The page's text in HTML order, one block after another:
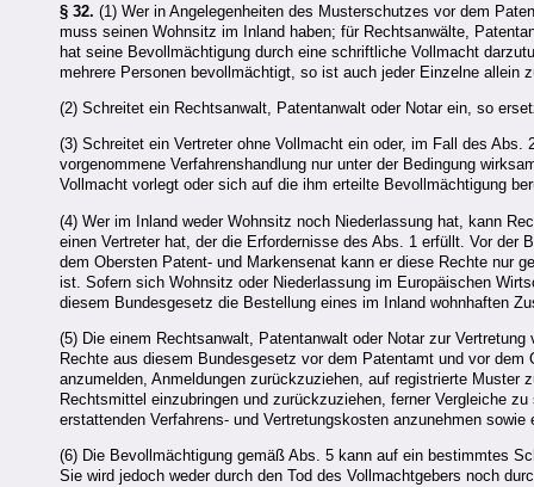
§ 32. (1) Wer in Angelegenheiten des Musterschutzes vor dem
muss seinen Wohnsitz im Inland haben; für Rechtsanwälte,
hat seine Bevollmächtigung durch eine schriftliche Vollmacht
mehrere Personen bevollmächtigt, so ist auch jeder Einzelne allein
(2) Schreitet ein Rechtsanwalt, Patentanwalt oder Notar ein, so
(3) Schreitet ein Vertreter ohne Vollmacht ein oder, im Fall des
vorgenommene Verfahrenshandlung nur unter der Bedingung
Vollmacht vorlegt oder sich auf die ihm erteilte Bevollmächtigung
(4) Wer im Inland weder Wohnsitz noch Niederlassung hat, kann
einen Vertreter hat, der die Erfordernisse des Abs. 1 erfüllt. Vor
dem Obersten Patent- und Markensenat kann er diese Rechte nur
ist. Sofern sich Wohnsitz oder Niederlassung im Europäischen
diesem Bundesgesetz die Bestellung eines im Inland wohnhaften
(5) Die einem Rechtsanwalt, Patentanwalt oder Notar zur
Rechte aus diesem Bundesgesetz vor dem Patentamt und vor
anzumelden, Anmeldungen zurückzuziehen, auf registrierte
Rechtsmittel einzubringen und zurückzuziehen, ferner Vergleiche
erstattenden Verfahrens- und Vertretungskosten anzunehmen
(6) Die Bevollmächtigung gemäß Abs. 5 kann auf ein bestimmtes
Sie wird jedoch weder durch den Tod des Vollmachtgebers noch